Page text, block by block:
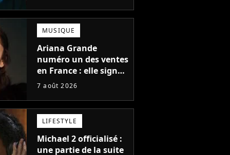
MUSIQUE
Ariana Grande
numéro un des ventes
en France : elle signe
le meilleur démarrage
son album Petal
7 août 2026
LIFESTYLE
Michael 2 officialisé :
une partie de la suite